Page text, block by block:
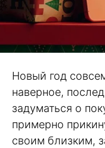
Новый год
наверное,
задуматься о
примерно
своим близким,